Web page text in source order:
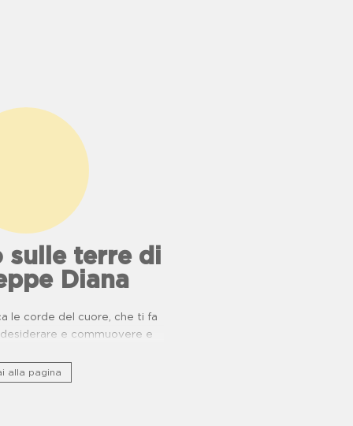
sulle terre di
Diana
le corde del cuore, che ti fa
e commuovere e
e buone pratiche.
alla pagina